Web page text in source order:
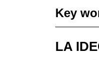
Key
LA